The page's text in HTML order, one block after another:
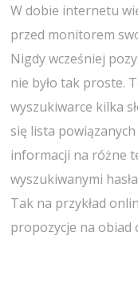
W dobie internetu
przed monitorem
Nigdy wcześniej
nie było tak proste.
wyszukiwarce kilka
się lista
informacji na różne
wyszukiwanymi
Tak na przykład
propozycje na obiad